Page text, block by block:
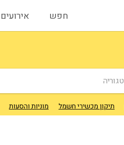
חפש אירועים
תיקון מכשירי חשמל מוניות והסעות